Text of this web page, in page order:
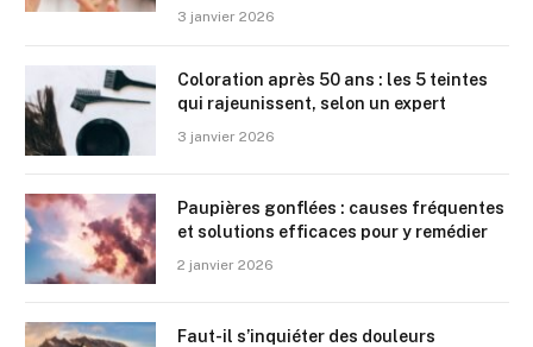
3 janvier 2026
Coloration après 50 ans : les 5 teintes
qui rajeunissent, selon un expert
3 janvier 2026
Paupières gonflées : causes fréquentes
et solutions efficaces pour y remédier
2 janvier 2026
Faut-il s’inquiéter des douleurs